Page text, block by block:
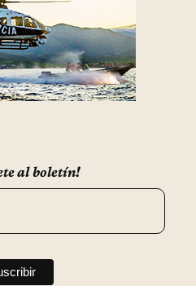
al boletín!